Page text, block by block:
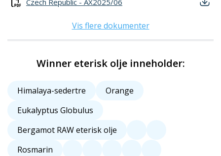
Czech Republic - AX2025/06
Vis flere dokumenter
Winner eterisk olje inneholder:
Himalaya-sedertre
Orange
Eukalyptus Globulus
Bergamot RAW eterisk olje
Rosmarin